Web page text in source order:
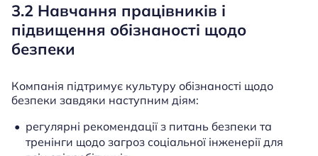
3.2 Навчання працівників і
підвищення обізнаності щодо
безпеки
Компанія підтримує культуру обізнаності щодо
безпеки завдяки наступним діям:
регулярні рекомендації з питань безпеки та
тренінги щодо загроз соціальної інженерії для